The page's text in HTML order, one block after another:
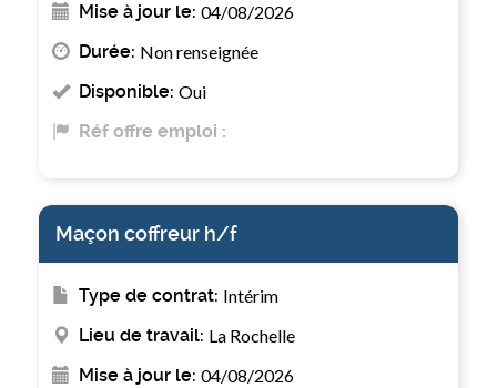
Mise à jour le: 04/08/2026
Durée: Non renseignée
Disponible: Oui
Réf offre emploi :
Maçon coffreur h/f
Type de contrat: Intérim
Lieu de travail: La Rochelle
Mise à jour le: 04/08/2026